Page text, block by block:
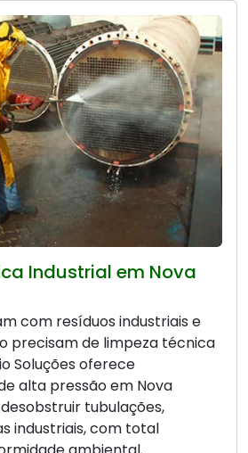
Industrial em Nova
com resíduos industriais e
precisam de limpeza técnica
Soluções oferece
alta pressão em Nova
tubulações,
industriais, com total